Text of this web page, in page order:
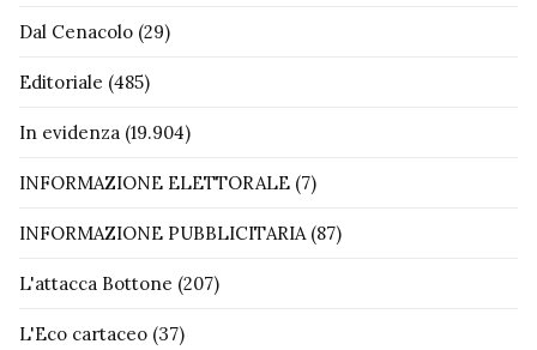
Dal Cenacolo (29)
Editoriale (485)
In evidenza (19.904)
INFORMAZIONE ELETTORALE (7)
INFORMAZIONE PUBBLICITARIA(87)
L'attacca Bottone (207)
L'Eco cartaceo (37)